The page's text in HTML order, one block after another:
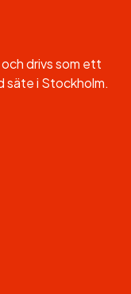
drivs som ett
säte i Stockholm.